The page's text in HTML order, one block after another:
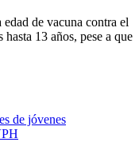
de vacuna contra el
13 años, pese a que